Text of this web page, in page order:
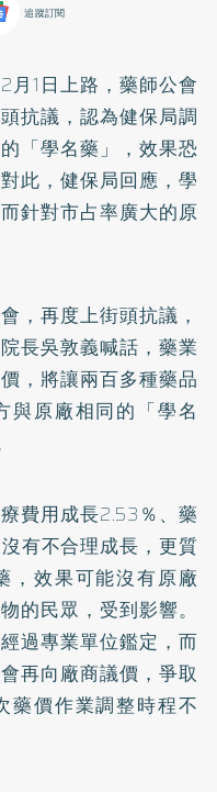
追蹤訂閱
月1日上路，藥師公會
抗議，認為健保局調
「學名藥」，效果恐
此，健保局回應，學
針對市占率廣大的原
，再度上街頭抗議，
長吳敦義喊話，藥業
，將讓兩百多種藥品
與原廠相同的「學名
費用成長2.53％、藥
有不合理成長，更質
，效果可能沒有原廠
的民眾，受到影響。
過專業單位鑑定，而
再向廠商議價，爭取
藥價作業調整時程不